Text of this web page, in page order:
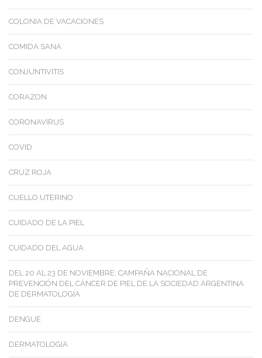
COLONIA DE VACACIONES
COMIDA SANA
CONJUNTIVITIS
CORAZON
CORONAVIRUS
COVID
CRUZ ROJA
CUELLO UTERINO
CUIDADO DE LA PIEL
CUIDADO DEL AGUA
DEL 20 AL 23 DE NOVIEMBRE: CAMPAÑA NACIONAL DE
PREVENCIÓN DEL CÁNCER DE PIEL DE LA SOCIEDAD ARGENTINA
DE DERMATOLOGÍA
DENGUE
DERMATOLOGIA